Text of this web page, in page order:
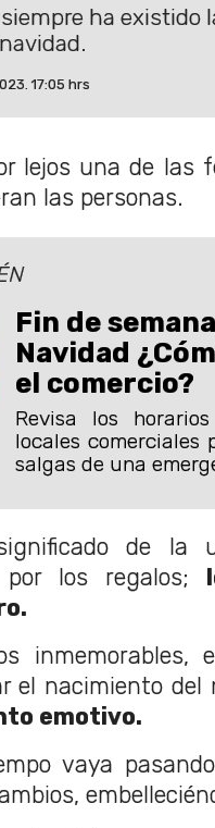
ha existido
17:05 hrs
lejos una de las
las personas.
Fin de
Navidad
el comercio?
Revisa los
locales
salgas de una
de la
por los regalos;
inmemorables,
el nacimiento del
emotivo.
vaya